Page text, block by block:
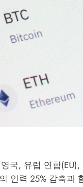
국, 유럽 연합
인력 25% 감축과